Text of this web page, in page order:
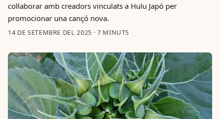
col·laborar amb creadors vinculats a Hulu Japó per
promocionar una cançó nova.
14 DE SETEMBRE DEL 2025 · 7 MINUTS